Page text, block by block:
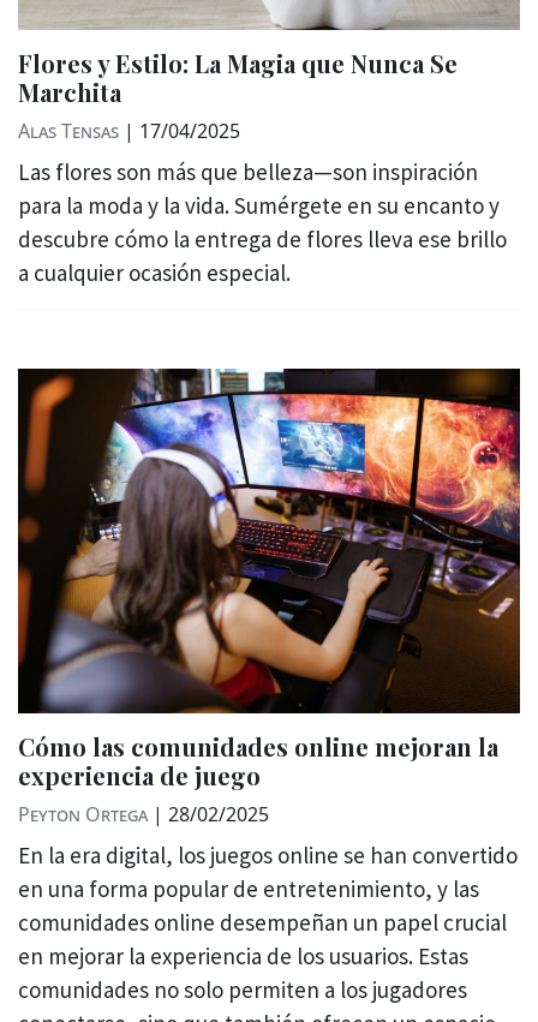
Flores y Estilo: La Magia que Nunca Se
Marchita
Alas Tensas | 17/04/2025
Las flores son más que belleza—son inspiración
para la moda y la vida. Sumérgete en su encanto y
descubre cómo la entrega de flores lleva ese brillo
a cualquier ocasión especial.
Cómo las comunidades online mejoran la
experiencia de juego
Peyton Ortega | 28/02/2025
En la era digital, los juegos online se han convertido
en una forma popular de entretenimiento, y las
comunidades online desempeñan un papel crucial
en mejorar la experiencia de los usuarios. Estas
comunidades no solo permiten a los jugadores